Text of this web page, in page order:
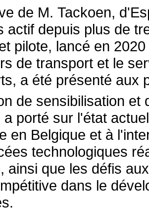
de M. Tackoen,
actif depuis plus de
pilote, lancé en
de transport et le
a été présenté aux
de sensibilisation et
a porté sur l'état
en Belgique et à
technologiques
ainsi que les défis
dans le